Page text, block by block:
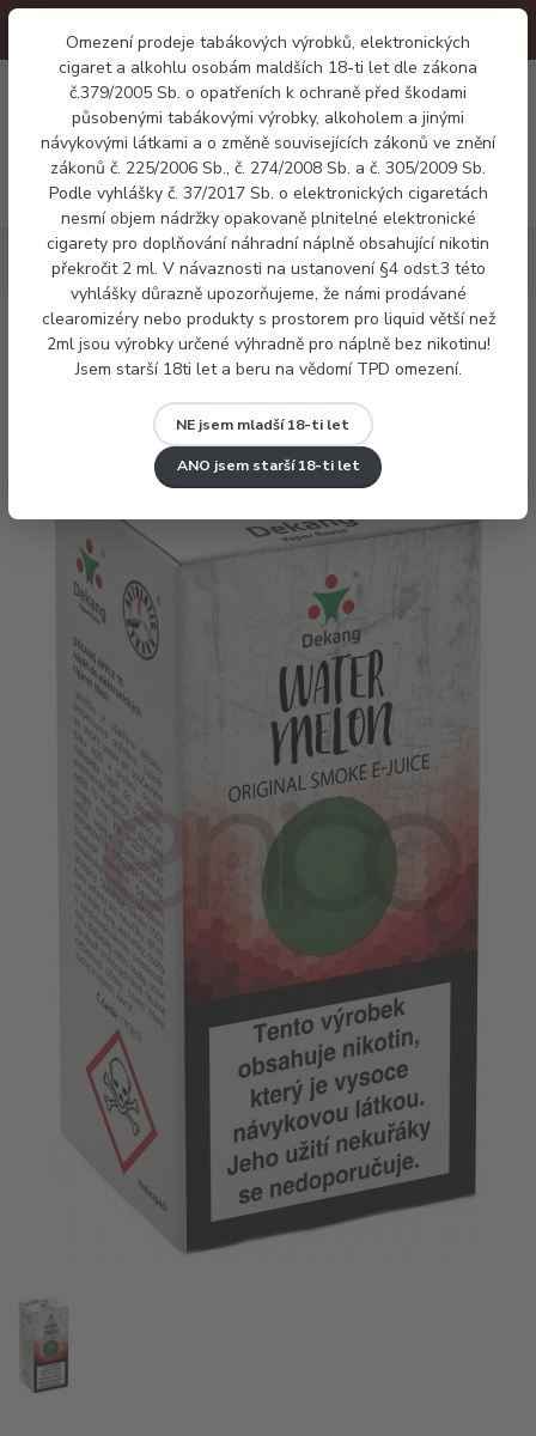
Omezení prodeje tabákových výrobků, elektronických
cigaret a alkohlu osobám maldších 18-ti let dle zákona
č.379/2005 Sb. o opatřeních k ochraně před škodami
působenými tabákovými výrobky, alkoholem a jinými
návykovými látkami a o změně souvisejících zákonů ve znění
zákonů č. 225/2006 Sb., č. 274/2008 Sb. a č. 305/2009 Sb.
Podle vyhlášky č. 37/2017 Sb. o elektronických cigaretách
nesmí objem nádržky opakovaně plnitelné elektronické
cigarety pro doplňování náhradní náplně obsahující nikotin
překročit 2 ml. V návaznosti na ustanovení §4 odst.3 této
vyhlášky důrazně upozorňujeme, že námi prodávané
clearomizéry nebo produkty s prostorem pro liquid větší než
2ml jsou výrobky určené výhradně pro náplně bez nikotinu!
Jsem starší 18ti let a beru na vědomí TPD omezení.
NE jsem mladší 18-ti let
ANO jsem starší 18-ti let
Menu
0 Kč
Náplně Ovocné E-liquid Dekang Watermelon 10ml
E-liquid Dekang Watermelon 10ml